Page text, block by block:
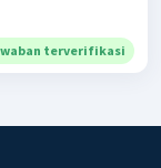
terverifikasi